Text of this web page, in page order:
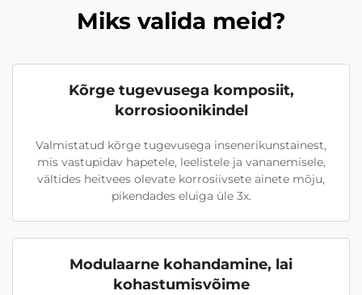
Miks valida meid?
Kõrge tugevusega komposiit,
korrosioonikindel
Valmistatud kõrge tugevusega insenerikunstainest,
mis vastupidav hapetele, leelistele ja vananemisele,
vältides heitvees olevate korrosiivsete ainete mõju,
pikendades eluiga üle 3x.
Modulaarne kohandamine, lai
kohastumisvõime